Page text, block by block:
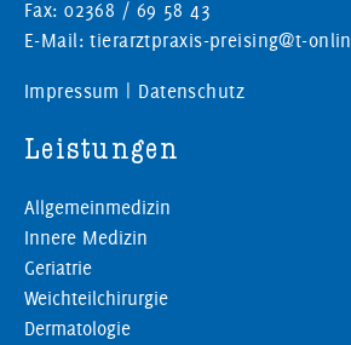
Fax: 02368 / 69 58 43
E-Mail: tierarztpraxis-preising@t-
Impressum | Datenschutz
Leistungen
Allgemeinmedizin
Innere Medizin
Geriatrie
Weichteilchirurgie
Dermatologie